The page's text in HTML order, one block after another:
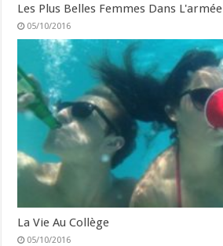
Les Plus Belles Femmes Dans L'armée
05/10/2016
La Vie Au Collège
05/10/2016